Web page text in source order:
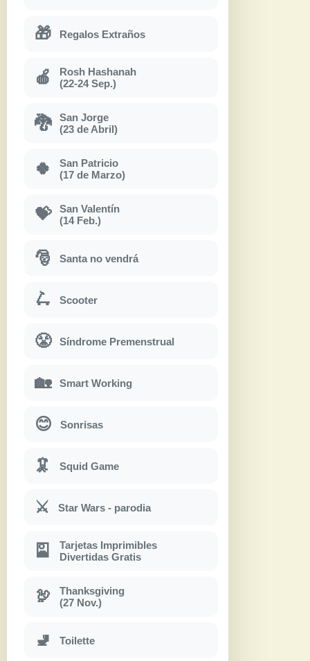
🎁 Regalos Extraños
🍎
Rosh Hashanah
(22-24 Sep.)
🐉
San Jorge
(23 de Abril)
🍀
San Patricio
(17 de Marzo)
💝
San Valentín
(14 Feb.)
🎅 Santa no vendrá
🛴 Scooter
😤 Síndrome Premenstrual
🏡 Smart Working
😊 Sonrisas
🦑 Squid Game
⚔ Star Wars - parodia
🎴
Tarjetas Imprimibles
Divertidas Gratis
🦃
Thanksgiving
(27 Nov.)
🚽 Toilette